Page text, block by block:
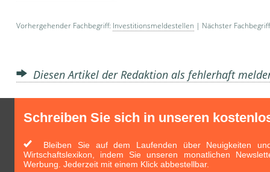
Vorhergehender Fachbegriff: Investitionsmeldestellen | Nächster
Diesen Artikel der Redaktion als fehlerhaft
Schreiben Sie sich in unseren
Bleiben Sie auf dem Laufenden über Neuigkeiten
Wirtschaftslexikon, indem Sie unseren monatlichen
Werbung. Jederzeit mit einem Klick abbestellbar.